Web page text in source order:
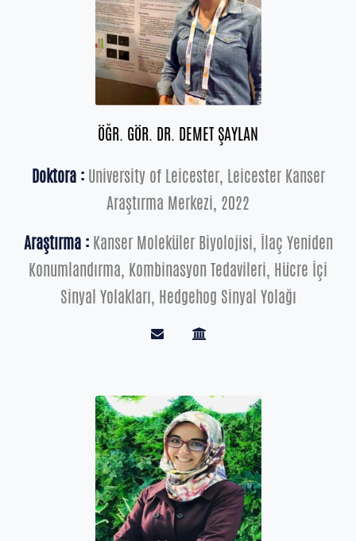
ÖĞR. GÖR. DR. DEMET ŞAYLAN
Doktora :University of Leicester, Leicester Kanser
Araştırma Merkezi, 2022
Araştırma :Kanser Moleküler Biyolojisi, İlaç Yeniden
Konumlandırma, Kombinasyon Tedavileri, Hücre İçi
Sinyal Yolakları, Hedgehog Sinyal Yolağı